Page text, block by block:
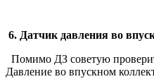
6. Датчик давления во
Помимо ДЗ советую
Давление во впускном